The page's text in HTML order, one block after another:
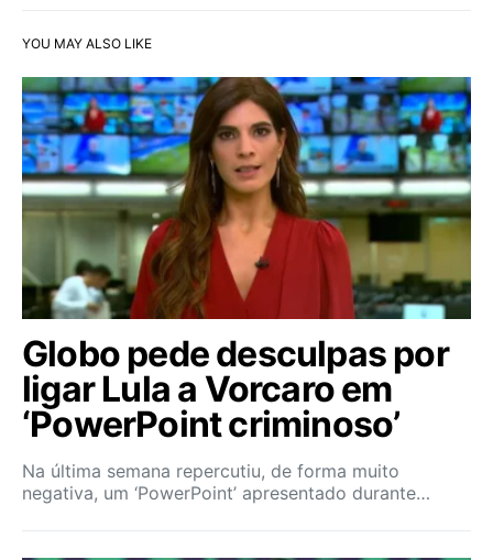
YOU MAY ALSO LIKE
Globo pede desculpas por
ligar Lula a Vorcaro em
‘PowerPoint criminoso’
Na última semana repercutiu, de forma muito
negativa, um ‘PowerPoint’ apresentado durante…